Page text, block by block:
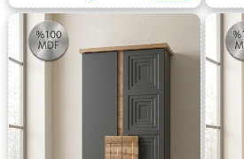
İndirim
%34İndirim